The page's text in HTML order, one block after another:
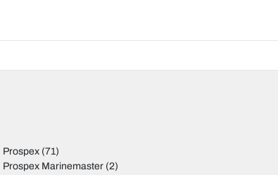
Prospex (71)
Prospex Marinemaster (2)